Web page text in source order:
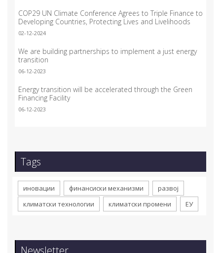
COP29 UN Climate Conference Agrees to Triple Finance to
Developing Countries, Protecting Lives and Livelihoods
02-12-2024
We are building partnerships to implement a just energy
transition
06-12-2023
Energy transition will be accelerated through the Green
Financing Facility
06-12-2023
Tags
иновации финансиски механизми
развој
климатски технологии
климатски промени ЕУ
Newsletter